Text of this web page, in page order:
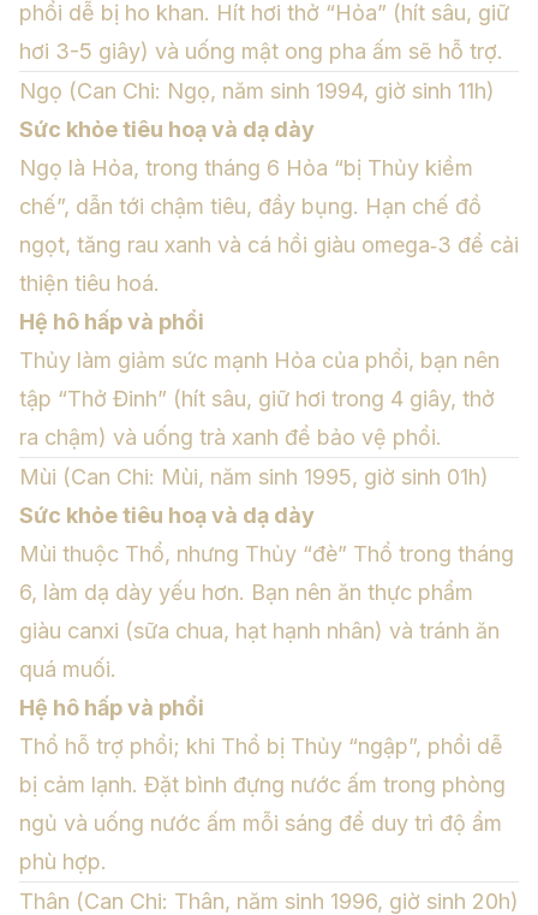
phổi dễ bị ho khan. Hít hơi thở “Hỏa” (hít sâu, giữ
hơi 3-5 giây) và uống mật ong pha ấm sẽ hỗ trợ.
Ngọ (Can Chi: Ngọ, năm sinh 1994, giờ sinh 11h)
Sức khỏe tiêu hoạ và dạ dày
Ngọ là Hỏa, trong tháng 6 Hỏa “bị Thủy kiềm
chế”, dẫn tới chậm tiêu, đầy bụng. Hạn chế đồ
ngọt, tăng rau xanh và cá hồi giàu omega‑3 để cải
thiện tiêu hoá.
Hệ hô hấp và phổi
Thủy làm giảm sức mạnh Hỏa của phổi, bạn nên
tập “Thở Đinh” (hít sâu, giữ hơi trong 4 giây, thở
ra chậm) và uống trà xanh để bảo vệ phổi.
Mùi (Can Chi: Mùi, năm sinh 1995, giờ sinh 01h)
Sức khỏe tiêu hoạ và dạ dày
Mùi thuộc Thổ, nhưng Thủy “đè” Thổ trong tháng
6, làm dạ dày yếu hơn. Bạn nên ăn thực phẩm
giàu canxi (sữa chua, hạt hạnh nhân) và tránh ăn
quá muối.
Hệ hô hấp và phổi
Thổ hỗ trợ phổi; khi Thổ bị Thủy “ngập”, phổi dễ
bị cảm lạnh. Đặt bình đựng nước ấm trong phòng
ngủ và uống nước ấm mỗi sáng để duy trì độ ẩm
phù hợp.
Thân (Can Chi: Thân, năm sinh 1996, giờ sinh 20h)